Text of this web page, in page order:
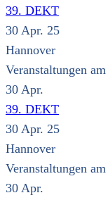
39. DEKT
30 Apr. 25
Hannover
Veranstaltungen
30 Apr.
39. DEKT
30 Apr. 25
Hannover
Veranstaltungen
30 Apr.